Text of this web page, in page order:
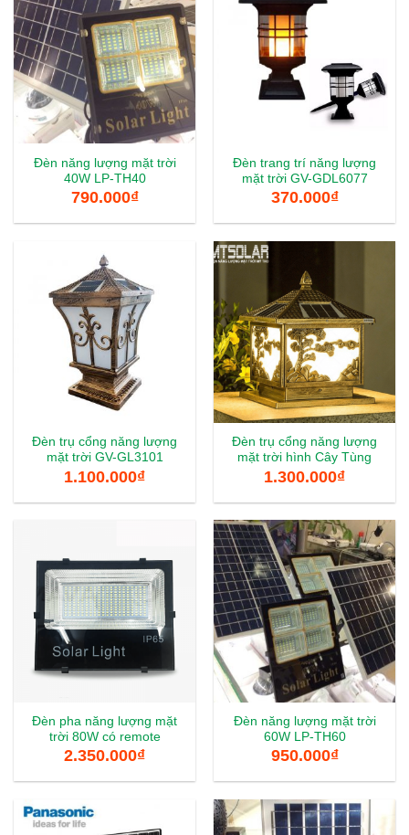
Đèn năng lượng mặt trời
40W LP-TH40
790.000₫
Đèn trang trí năng lượng
mặt trời GV-GDL6077
370.000₫
Đèn trụ cổng năng lượng
mặt trời GV-GL3101
1.100.000₫
Đèn trụ cổng năng lượng
mặt trời hình Cây Tùng
1.300.000₫
Đèn pha năng lượng mặt
trời 80W có remote
2.350.000₫
Đèn năng lượng mặt trời
60W LP-TH60
950.000₫